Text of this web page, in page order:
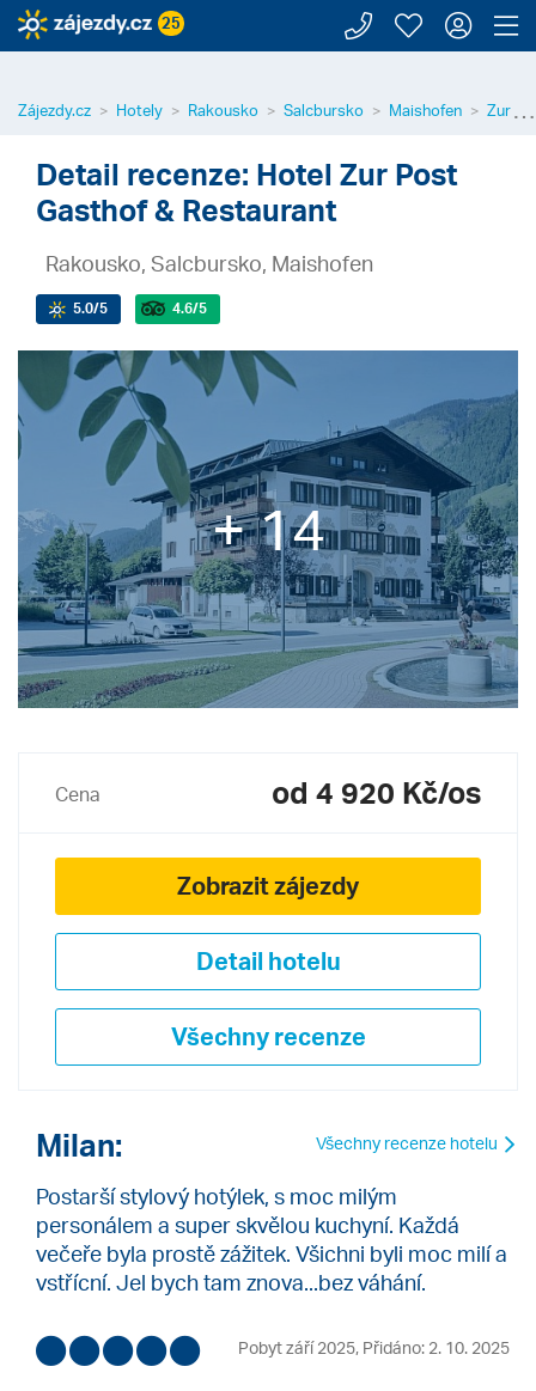
25 Zavolejte
Moje
⋯
Zájezdy.cz Hotely Rakousko Salcbursko Maishofen Zur
Detail recenze: Hotel Zur Post
Gasthof & Restaurant
Rakousko, Salcbursko, Maishofen
5.0/5 4.6/5
+ 14
Cena od 4 920 Kč/os
Zobrazit zájezdy
Detail hotelu
Všechny recenze
Všechny recenze hotelu
Milan:
Postarší stylový hotýlek, s moc milým
personálem a super skvělou kuchyní. Každá
večeře byla prostě zážitek. Všichni byli moc milí a
vstřícní. Jel bych tam znova...bez váhání.
Pobyt září 2025, Přidáno: 2. 10. 2025